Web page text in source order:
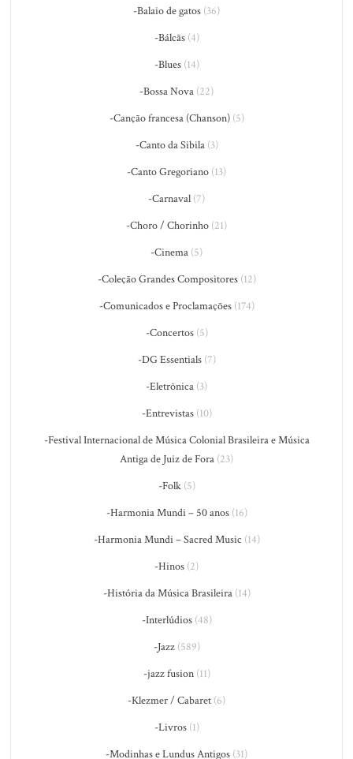
-Balaio de gatos (36)
-Bálcãs(4)
-Blues(14)
-Bossa Nova (22)
-Canção francesa (Chanson)(5)
-Canto da Sibila(3)
-Canto Gregoriano (13)
-Carnaval (7)
-Choro / Chorinho (21)
-Cinema (5)
-Coleção Grandes Compositores(12)
-Comunicados e Proclamações(174)
-Concertos(5)
-DG Essentials(7)
-Eletrônica (3)
-Entrevistas(10)
-Festival Internacional de Música Colonial Brasileira e Música
Antiga de Juiz de Fora (23)
-Folk(5)
-Harmonia Mundi – 50 anos(16)
-Harmonia Mundi – Sacred Music (14)
-Hinos (2)
-História da Música Brasileira(14)
-Interlúdios(48)
-Jazz(589)
-jazz fusion(11)
-Klezmer / Cabaret (6)
-Livros(1)
-Modinhas e Lundus Antigos (31)